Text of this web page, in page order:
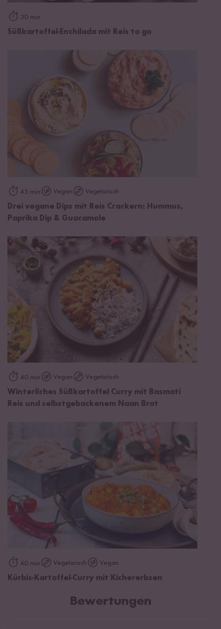
30 min
Süßkartoffel-Enchilada mit Reis to go
45 min Vegan Vegetarisch
Drei vegane Dips mit Reis Crackern: Hummus,
Paprika Dip & Guacamole
40 min Vegan Vegetarisch
Winterliches Süßkartoffel Curry mit Basmati
Reis und selbstgebackenem Naan Brot
40 min Vegetarisch Vegan
Kürbis-Kartoffel-Curry mit Kichererbsen
Bewertungen